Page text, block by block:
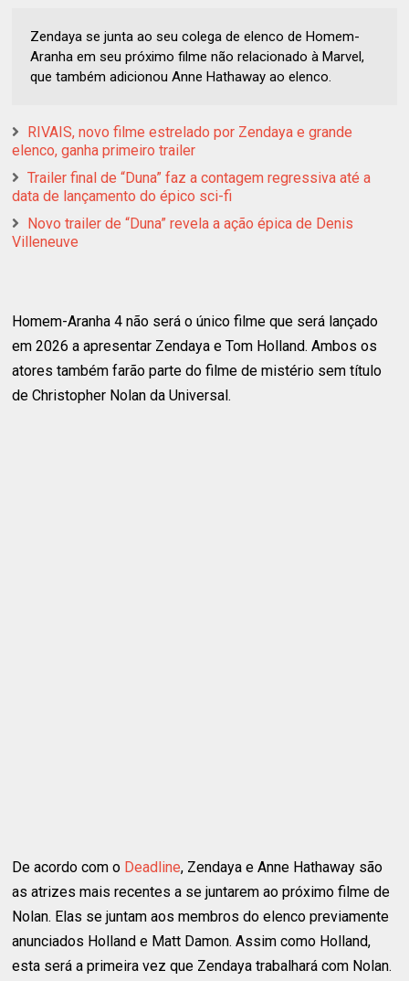
Zendaya se junta ao seu colega de elenco de Homem-
Aranha em seu próximo filme não relacionado à Marvel,
que também adicionou Anne Hathaway ao elenco.
RIVAIS, novo filme estrelado por Zendaya e grande
elenco, ganha primeiro trailer
Trailer final de “Duna” faz a contagem regressiva até a
data de lançamento do épico sci-fi
Novo trailer de “Duna” revela a ação épica de Denis
Villeneuve
Homem-Aranha 4 não será o único filme que será lançado
em 2026 a apresentar Zendaya e Tom Holland. Ambos os
atores também farão parte do filme de mistério sem título
de Christopher Nolan da Universal.
De acordo com o Deadline, Zendaya e Anne Hathaway são
as atrizes mais recentes a se juntarem ao próximo filme de
Nolan. Elas se juntam aos membros do elenco previamente
anunciados Holland e Matt Damon. Assim como Holland,
esta será a primeira vez que Zendaya trabalhará com Nolan.